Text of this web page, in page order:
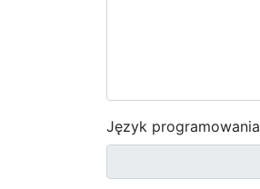
Język programowania